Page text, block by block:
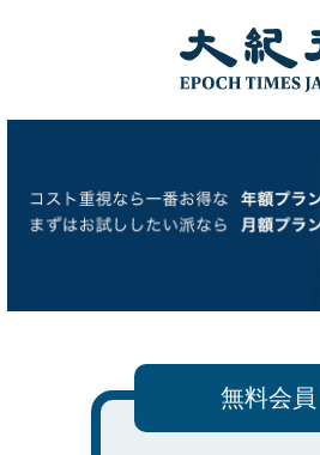
無料会員